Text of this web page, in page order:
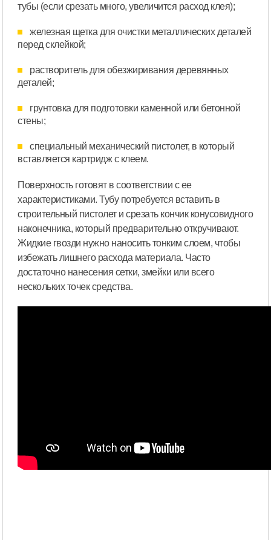
тубы (если срезать много, увеличится расход клея);
железная щетка для очистки металлических деталей
перед склейкой;
растворитель для обезжиривания деревянных
деталей;
грунтовка для подготовки каменной или бетонной
стены;
специальный механический пистолет, в который
вставляется картридж с клеем.
Поверхность готовят в соответствии с ее
характеристиками. Тубу потребуется вставить в
строительный пистолет и срезать кончик конусовидного
наконечника, который предварительно откручивают.
Жидкие гвозди нужно наносить тонким слоем, чтобы
избежать лишнего расхода материала. Часто
достаточно нанесения сетки, змейки или всего
нескольких точек средства.